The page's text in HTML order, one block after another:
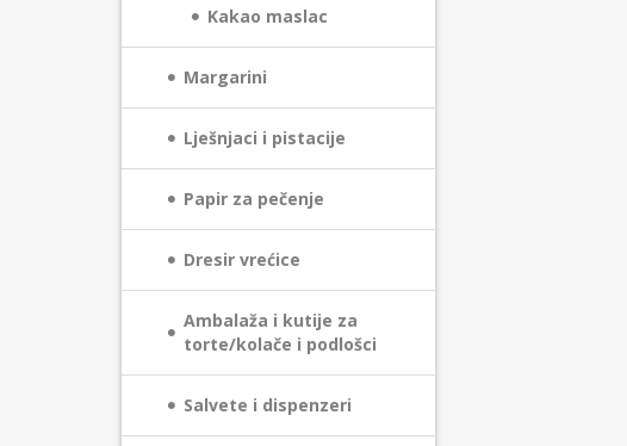
Kakao maslac
Margarini
Lješnjaci i pistacije
Papir za pečenje
Dresir vrećice
Ambalaža i kutije za
torte/kolače i podlošci
Salvete i dispenzeri